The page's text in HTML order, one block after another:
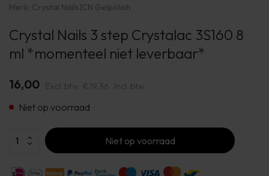
Merk: Crystal Nails|CN Gelpolish
Crystal Nails 3 step Crystalac 3S160 8
ml *momenteel niet leverbaar*
16,00 Excl. btw €19,36 Incl. btw
Niet op voorraad
Niet op voorraad